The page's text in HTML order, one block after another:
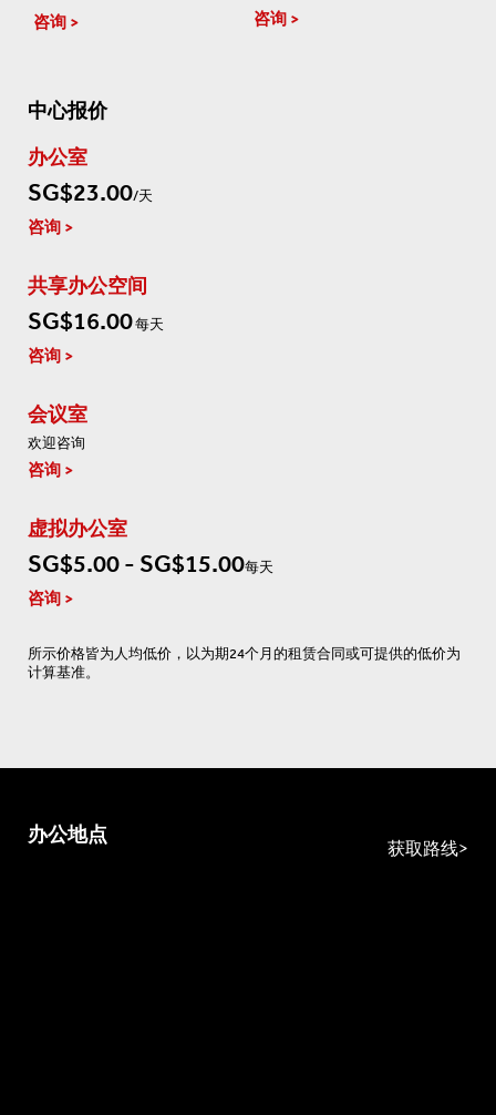
咨询 咨询
中心报价
办公室
SG$23.00/天
咨询
共享办公空间
SG$16.00每天
咨询
会议室
欢迎咨询
咨询
虚拟办公室
SG$5.00 - SG$15.00每天
咨询
所示价格皆为人均低价，以为期24个月的租赁合同或可提供的低价为
计算基准。
办公地点
获取路线